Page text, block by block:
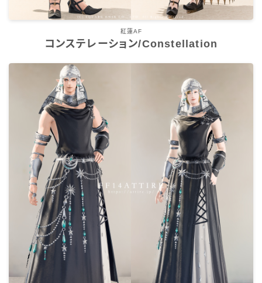
インナーパンツ付きスカート
ショートパンツ
四分丈
ハーフパンツ
七分丈
八分丈
極シタデル・ボズヤ追憶戦
紅蓮AF
コンステレーション/Constellation